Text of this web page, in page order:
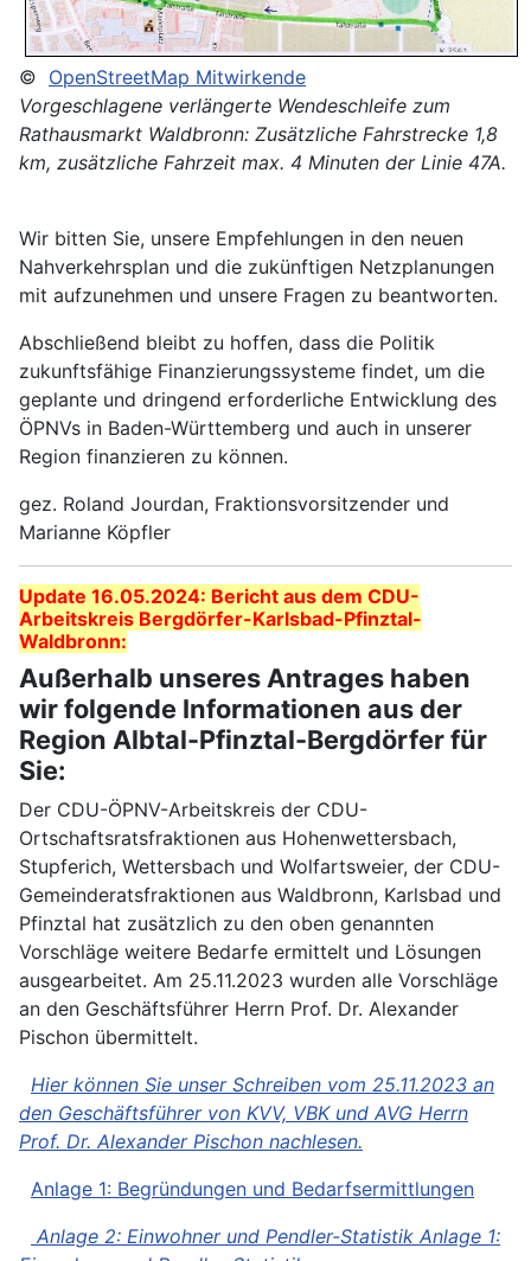
© OpenStreetMap Mitwirkende
Vorgeschlagene verlängerte Wendeschleife zum
Rathausmarkt Waldbronn: Zusätzliche Fahrstrecke 1,8
km, zusätzliche Fahrzeit max. 4 Minuten der Linie 47A.
Wir bitten Sie, unsere Empfehlungen in den neuen
Nahverkehrsplan und die zukünftigen Netzplanungen
mit aufzunehmen und unsere Fragen zu beantworten.
Abschließend bleibt zu hoffen, dass die Politik
zukunftsfähige Finanzierungssysteme findet, um die
geplante und dringend erforderliche Entwicklung des
ÖPNVs in Baden-Württemberg und auch in unserer
Region finanzieren zu können.
gez. Roland Jourdan, Fraktionsvorsitzender und
Marianne Köpfler
Update 16.05.2024: Bericht aus dem CDU-
Arbeitskreis Bergdörfer-Karlsbad-Pfinztal-
Waldbronn:
Außerhalb unseres Antrages haben
wir folgende Informationen aus der
Region Albtal-Pfinztal-Bergdörfer für
Sie:
Der CDU-ÖPNV-Arbeitskreis der CDU-
Ortschaftsratsfraktionen aus Hohenwettersbach,
Stupferich, Wettersbach und Wolfartsweier, der CDU-
Gemeinderatsfraktionen aus Waldbronn, Karlsbad und
Pfinztal hat zusätzlich zu den oben genannten
Vorschläge weitere Bedarfe ermittelt und Lösungen
ausgearbeitet. Am 25.11.2023 wurden alle Vorschläge
an den Geschäftsführer Herrn Prof. Dr. Alexander
Pischon übermittelt.
Hier können Sie unser Schreiben vom 25.11.2023 an
den Geschäftsführer von KVV, VBK und AVG Herrn
Prof. Dr. Alexander Pischon nachlesen.
Anlage 1: Begründungen und Bedarfsermittlungen
Anlage 2: Einwohner und Pendler-Statistik Anlage 1: